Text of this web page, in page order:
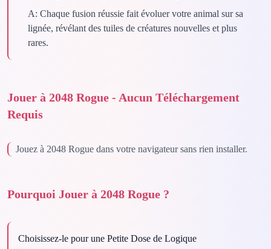
A: Chaque fusion réussie fait évoluer votre animal sur sa
lignée, révélant des tuiles de créatures nouvelles et plus
rares.
Jouer à 2048 Rogue - Aucun Téléchargement
Requis
Jouez à 2048 Rogue dans votre navigateur sans rien installer.
Pourquoi Jouer à 2048 Rogue ?
Choisissez-le pour une Petite Dose de Logique